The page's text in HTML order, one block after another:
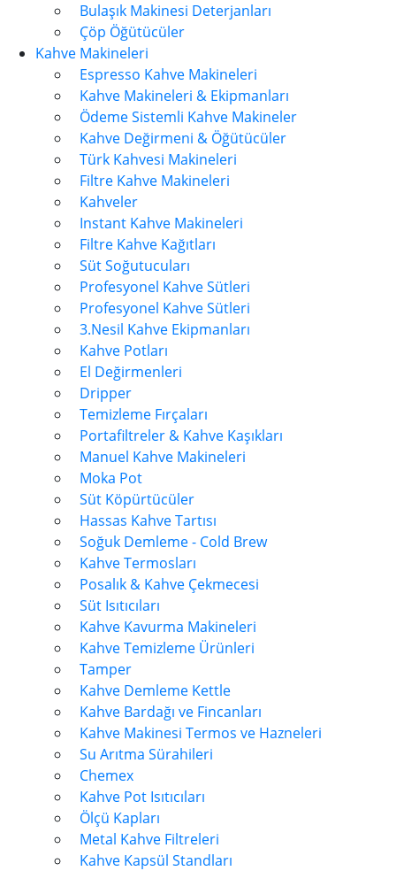
Bulaşık Makinesi Deterjanları
Çöp Öğütücüler
Kahve Makineleri
Espresso Kahve Makineleri
Kahve Makineleri & Ekipmanları
Ödeme Sistemli Kahve Makineler
Kahve Değirmeni & Öğütücüler
Türk Kahvesi Makineleri
Filtre Kahve Makineleri
Kahveler
Instant Kahve Makineleri
Filtre Kahve Kağıtları
Süt Soğutucuları
Profesyonel Kahve Sütleri
Profesyonel Kahve Sütleri
3.Nesil Kahve Ekipmanları
Kahve Potları
El Değirmenleri
Dripper
Temizleme Fırçaları
Portafiltreler & Kahve Kaşıkları
Manuel Kahve Makineleri
Moka Pot
Süt Köpürtücüler
Hassas Kahve Tartısı
Soğuk Demleme - Cold Brew
Kahve Termosları
Posalık & Kahve Çekmecesi
Süt Isıtıcıları
Kahve Kavurma Makineleri
Kahve Temizleme Ürünleri
Tamper
Kahve Demleme Kettle
Kahve Bardağı ve Fincanları
Kahve Makinesi Termos ve Hazneleri
Su Arıtma Sürahileri
Chemex
Kahve Pot Isıtıcıları
Ölçü Kapları
Metal Kahve Filtreleri
Kahve Kapsül Standları